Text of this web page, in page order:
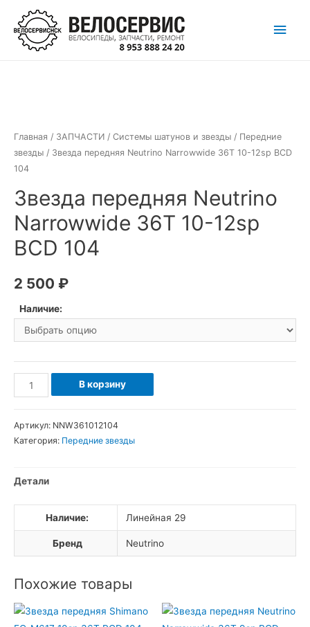
Перейти
содержимому
Главная / ЗАПЧАСТИ / Системы шатунов и звезды / Передние
звезды / Звезда передняя Neutrino Narrowwide 36T 10-12sp BCD
104
Звезда передняя Neutrino
Narrowwide 36T 10-12sp
BCD 104
2 500 ₽
Наличие:
Количество
товара
передняя
36T
10-
104
В корзину
Артикул: NNW361012104
Категория: Передние звезды
Детали
Наличие: Линейная 29
Бренд Neutrino
Похожие товары